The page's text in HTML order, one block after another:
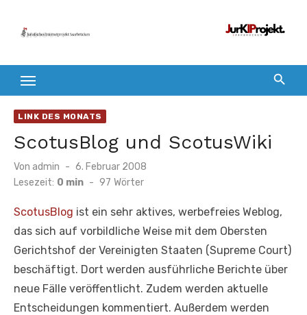
Inhalt
LINK DES MONATS
ScotusBlog und ScotusWiki
Von admin
Veröffentlicht
am
6. Februar 2008
Lesezeit: 0 min - 97 Wörter
ScotusBlog ist ein sehr aktives, werbefreies Weblog,
das sich auf vorbildliche Weise mit dem Obersten
Gerichtshof der Vereinigten Staaten (Supreme Court)
beschäftigt. Dort werden ausführliche Berichte über
neue Fälle veröffentlicht. Zudem werden aktuelle
Entscheidungen kommentiert. Außerdem werden